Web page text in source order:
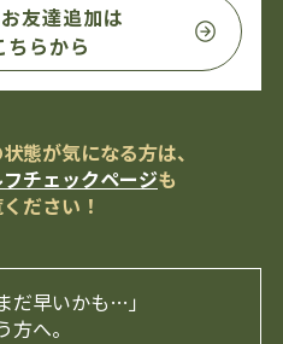
友達追加は
ちらから
態が気になる方は、
チェックページも
ださい！
だ早いかも…」
方へ。